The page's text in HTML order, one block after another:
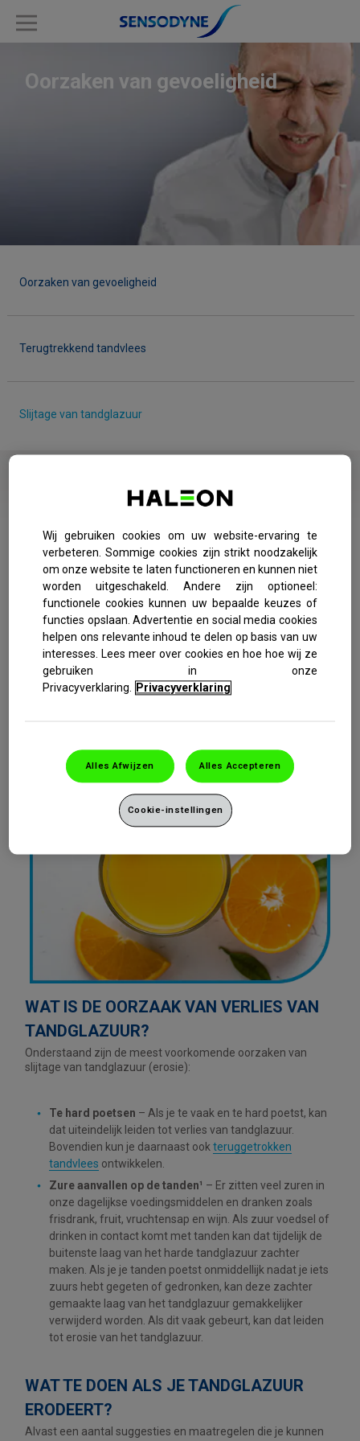
Oorzaken van gevoeligheid
Oorzaken van gevoeligheid
Terugtrekkend tandvlees
Slijtage van tandglazuur
VAN HET TANDGLAZUUR?
Tandglazuur is de harde buitenste laag van de tanden.
Hoewel die harder is dan enige andere stof in het lichaam
kan hij in de loop van de tijd geleidelijk wegslijten, of
eroderen. Daarbij komt het zachtere, gele tandbeen dat
eronder zit bloot te liggen, wat kan leiden totgevoelige
tanden. Er zijn diverse oorzaken waardoor je tandglazuur kan
slijten, van de manier waarop je je tanden poetst tot je keuze
voor eten en drinken.
WAT IS DE OORZAAK VAN VERLIES VAN
TANDGLAZUUR?
Onderstaand zijn de meest voorkomende oorzaken van
slijtage van tandglazuur (erosie):
Te hard poetsen – Als je te vaak en te hard poetst, kan
dat uiteindelijk leiden tot verlies van tandglazuur.
Bovendien kun je daarnaast ookteruggetrokken
tandvlees ontwikkelen.
Zure aanvallen op de tanden¹ – Er zitten veel zuren in
onze dagelijkse voedingsmiddelen en dranken zoals
frisdrank, fruit, vruchtensap en wijn. Als zuur voedsel of
drinken in contact komt met tanden kan dat tijdelijk de
buitenste laag van het harde tandglazuur zachter
maken. Als je je tanden poetst onmiddellijk nadat je iets
zuurs hebt gegeten of gedronken, kan deze zachter
gemaakte laag van het tandglazuur gemakkelijker
verwijderd worden. Als dit vaak gebeurt, kan dat leiden
tot erosie van het tandglazuur.
WAT TE DOEN ALS JE TANDGLAZUUR
ERODEERT?
Alvast een aantal suggesties en maatregelen die je kunnen
Wij gebruiken cookies om uw website-ervaring te
verbeteren. Sommige cookies zijn strikt noodzakelijk
om onze website te laten functioneren en kunnen niet
worden uitgeschakeld. Andere zijn optioneel:
functionele cookies kunnen uw bepaalde keuzes of
functies opslaan. Advertentie en social media cookies
helpen ons relevante inhoud te delen op basis van uw
interesses. Lees meer over cookies en hoe hoe wij ze
gebruiken in onze
Privacyverklaring.
Privacyverklaring
Alles Afwijzen Alles Accepteren
Cookie-instellingen